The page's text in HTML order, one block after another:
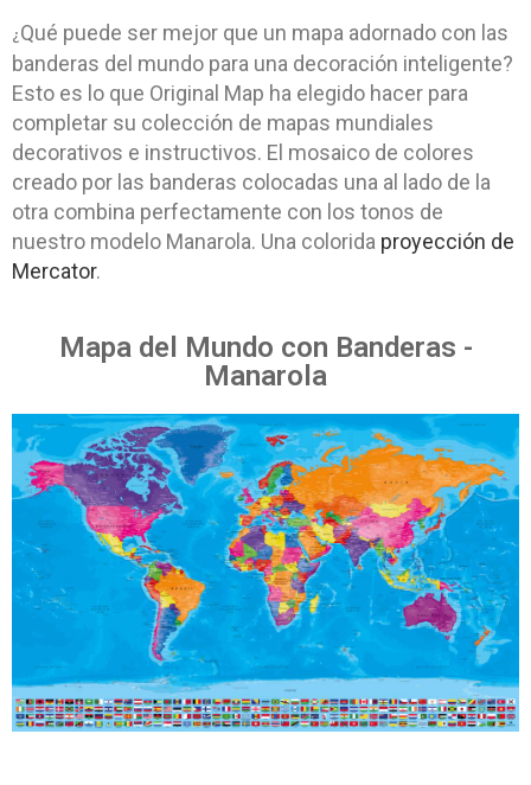
¿Qué puede ser mejor que un mapa adornado con las
banderas del mundo para una decoración inteligente?
Esto es lo que Original Map ha elegido hacer para
completar su colección de mapas mundiales
decorativos e instructivos. El mosaico de colores
creado por las banderas colocadas una al lado de la
otra combina perfectamente con los tonos de
nuestro modelo Manarola. Una colorida proyección de
Mercator.
Mapa del Mundo con Banderas -
Manarola